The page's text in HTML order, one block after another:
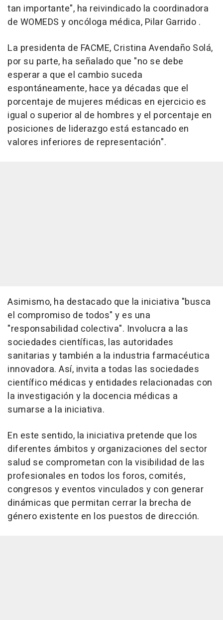
tan importante", ha reivindicado la coordinadora
de WOMEDS y oncóloga médica, Pilar Garrido .
La presidenta de FACME, Cristina Avendaño Solá,
por su parte, ha señalado que "no se debe
esperar a que el cambio suceda
espontáneamente, hace ya décadas que el
porcentaje de mujeres médicas en ejercicio es
igual o superior al de hombres y el porcentaje en
posiciones de liderazgo está estancado en
valores inferiores de representación".
Asimismo, ha destacado que la iniciativa "busca
el compromiso de todos" y es una
"responsabilidad colectiva". Involucra a las
sociedades científicas, las autoridades
sanitarias y también a la industria farmacéutica
innovadora. Así, invita a todas las sociedades
científico médicas y entidades relacionadas con
la investigación y la docencia médicas a
sumarse a la iniciativa.
En este sentido, la iniciativa pretende que los
diferentes ámbitos y organizaciones del sector
salud se comprometan con la visibilidad de las
profesionales en todos los foros, comités,
congresos y eventos vinculados y con generar
dinámicas que permitan cerrar la brecha de
género existente en los puestos de dirección.